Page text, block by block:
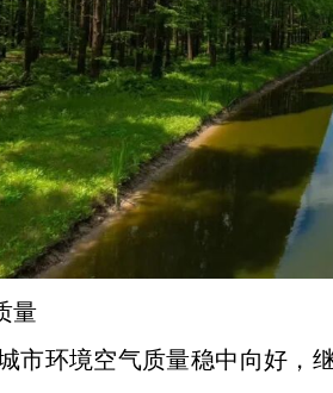
量
市环境空气质量稳中向好，